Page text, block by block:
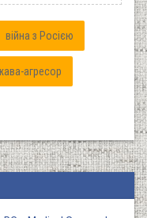
війна з Росією
агресор